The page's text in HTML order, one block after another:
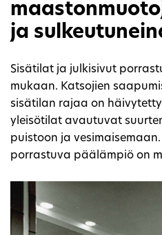
ja
Sisätilat ja julkisivut
mukaan. Katsojien
sisätilan rajaa on
yleisötilat avautuvat
puistoon ja vesimaisemaan.
porrastuva päälämpiö on